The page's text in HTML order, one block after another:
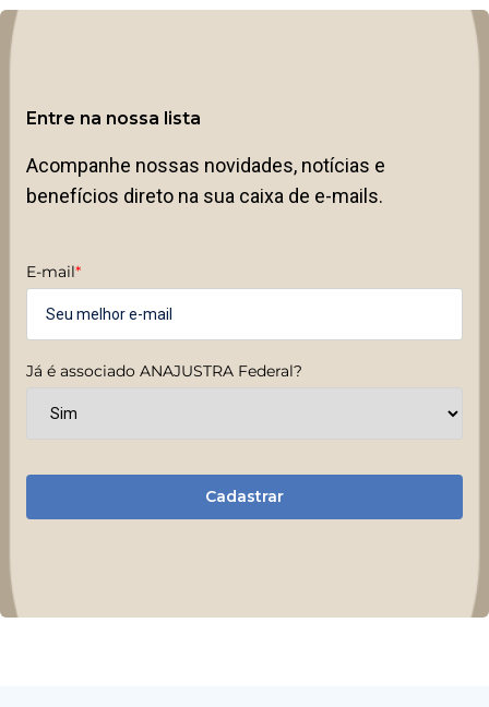
Entre na nossa lista
Acompanhe nossas novidades, notícias e
benefícios direto na sua caixa de e-mails.
E-mail*
Já é associado ANAJUSTRA Federal?
Cadastrar